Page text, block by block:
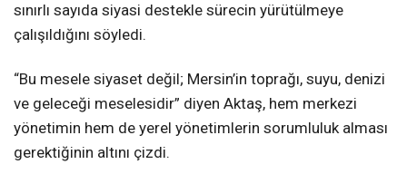
sınırlı sayıda siyasi destekle sürecin yürütülmeye
çalışıldığını söyledi.
“Bu mesele siyaset değil; Mersin’in toprağı, suyu, denizi
ve geleceği meselesidir” diyen Aktaş, hem merkezi
yönetimin hem de yerel yönetimlerin sorumluluk alması
gerektiğinin altını çizdi.